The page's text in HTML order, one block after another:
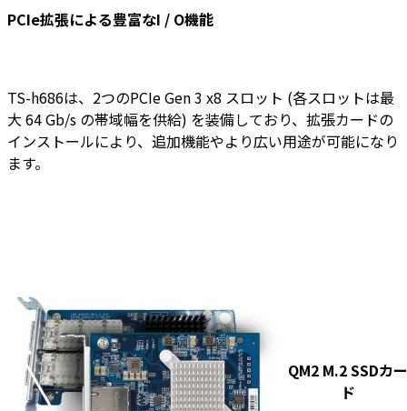
PCIe拡張による豊富なI / O機能
TS-h686は、2つのPCIe Gen 3 x8 スロット (各スロットは最
大 64 Gb/s の帯域幅を供給) を装備しており、拡張カードの
インストールにより、追加機能やより広い用途が可能になり
ます。
QM2 M.2 SSDカ
ド